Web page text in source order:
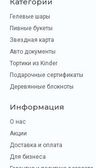
Гелевые шары
Пивные букеты
Звездная карта
Авто документы
Тортики из Kinder
Подарочные сертификаты
Деревянные блокноты
Информация
О нас
Акции
Доставка и оплата
Для бизнеса